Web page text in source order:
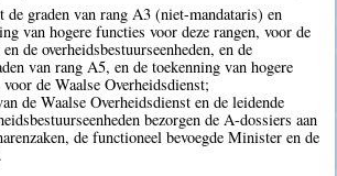
de graden van rang A3 (niet-mandataris) en
van hogere functies voor deze rangen, voor de
de overheidsbestuurseenheden, en de
van rang A5, en de toekenning van hogere
de Waalse Overheidsdienst;
de Waalse Overheidsdienst en de leidende
bezorgen de A-dossiers aan
de functioneel bevoegde Minister en de